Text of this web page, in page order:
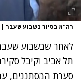
רה"מ בסיור בשבוע שעבר |
לאחר שבשבוע
תל אביב וקיבל
סערת המסתננים,